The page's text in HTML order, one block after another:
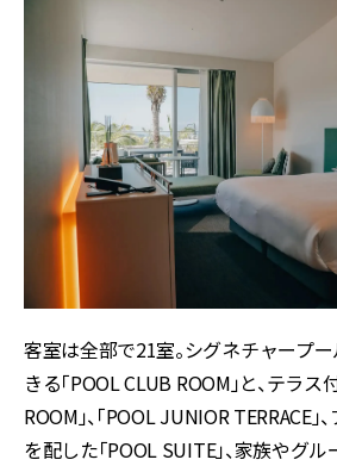
客室は全部で21室。シグネチャープ
きる「POOL CLUB ROOM」と、テラス
ROOM」、「POOL JUNIOR TERRACE
を配した「POOL SUITE」、家族やグ